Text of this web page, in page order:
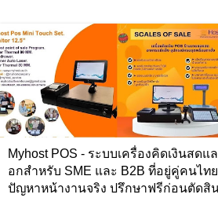
Myhost POS - ระบบเครื่องคิดเงินสด
อกสำหรับ SME และ B2B ที่อยู่คู่คนไท
ปัญหาหน้างานจริง ปรึกษาฟรีก่อนตัดสิ